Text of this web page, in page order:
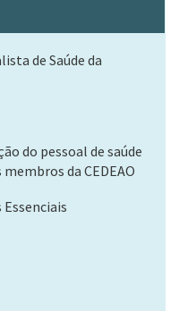
de Saúde da
do pessoal de saúde
da CEDEAO